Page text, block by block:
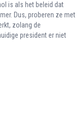
is als het beleid dat
Dus, proberen ze met
zolang de
president er niet